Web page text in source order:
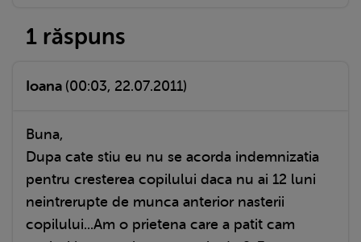
1 răspuns
Ioana (00:03, 22.07.2011)
Buna,
Dupa cate stiu eu nu se acorda indemnizatia
pentru cresterea copilului daca nu ai 12 luni
neintrerupte de munca anterior nasterii
copilului...Am o prietena care a patit cam